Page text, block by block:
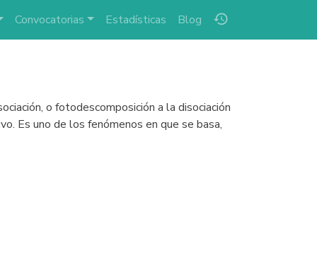
history
Convocatorias Estadísticas Blog
o fotodescomposición a la disociación
Es uno de los fenómenos en que se basa,